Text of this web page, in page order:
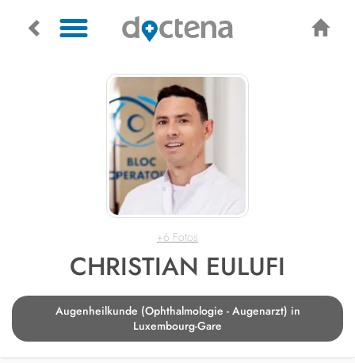
+6 Fotos
CHRISTIAN EULUFI
Augenheilkunde (Ophthalmologie - Augenarzt) in
Luxembourg-Gare